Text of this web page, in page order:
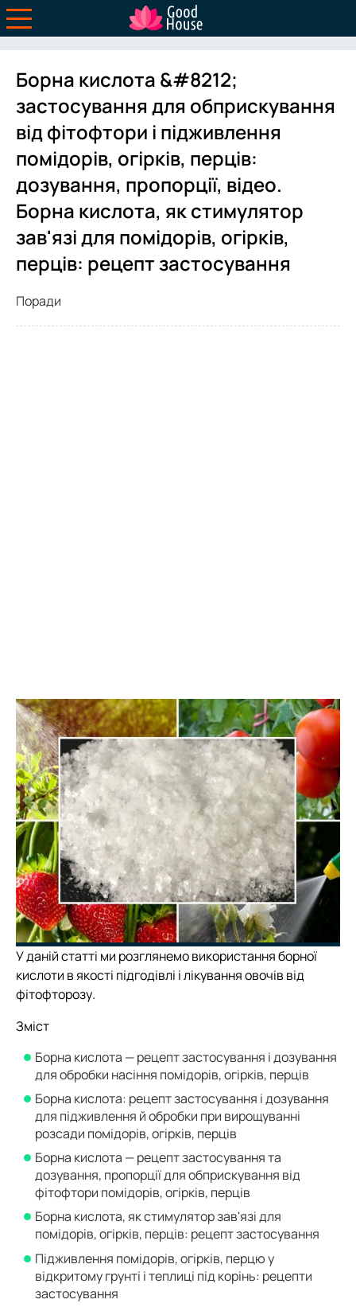
Борна кислота &#8212;
застосування для обприскування
від фітофтори і підживлення
помідорів, огірків, перців:
дозування, пропорції, відео.
Борна кислота, як стимулятор
зав'язі для помідорів, огірків,
перців: рецепт застосування
Поради
У даній статті ми розглянемо використання борної
кислоти в якості підгодівлі і лікування овочів від
фітофторозу.
Зміст
Борна кислота — рецепт застосування і дозування
для обробки насіння помідорів, огірків, перців
Борна кислота: рецепт застосування і дозування
для підживлення й обробки при вирощуванні
розсади помідорів, огірків, перців
Борна кислота — рецепт застосування та
дозування, пропорції для обприскування від
фітофтори помідорів, огірків, перців
Борна кислота, як стимулятор зав'язі для
помідорів, огірків, перців: рецепт застосування
Підживлення помідорів, огірків, перцю у
відкритому грунті і теплиці під корінь: рецепти
застосування